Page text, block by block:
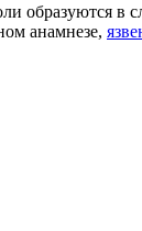
образуются в
анамнезе,